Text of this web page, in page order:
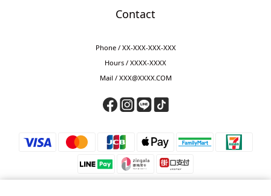
Contact
Phone / XX-XXX-XXX-XXX
Hours / XXXX-XXXX
Mail / XXX@XXXX.COM